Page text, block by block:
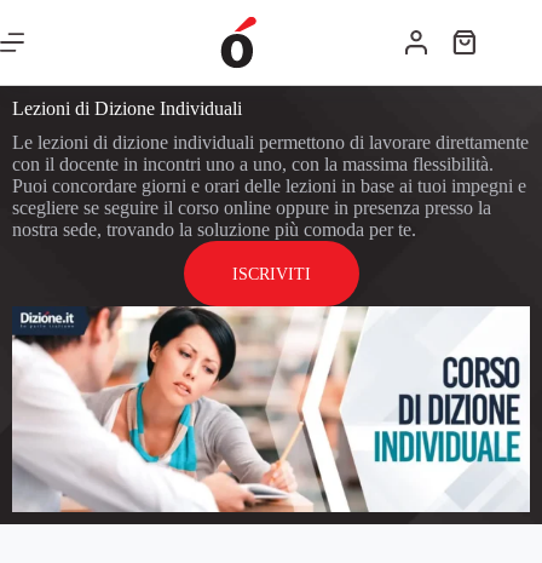
Lezioni di Dizione Individuali
Le lezioni di dizione individuali permettono di lavorare direttamente
con il docente in incontri uno a uno, con la massima flessibilità.
Puoi concordare giorni e orari delle lezioni in base ai tuoi impegni e
scegliere se seguire il corso online oppure in presenza presso la
nostra sede, trovando la soluzione più comoda per te.
ISCRIVITI